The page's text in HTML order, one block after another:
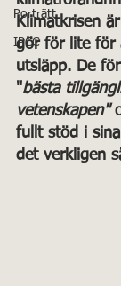
Porträtt
IPCC
Klimatkrisen
gör för lite för
utsläpp. De
"bästa
vetenskapen"
fullt stöd i
det verkligen